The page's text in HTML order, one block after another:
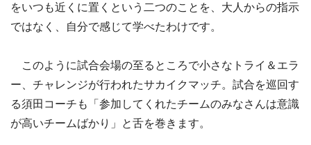
をいつも近くに置くという二つのことを、大人からの指示
ではなく、自分で感じて学べたわけです。
このように試合会場の至るところで小さなトライ＆エラ
ー、チャレンジが行われたサカイクマッチ。試合を巡回す
る須田コーチも「参加してくれたチームのみなさんは意識
が高いチームばかり」と舌を巻きます。